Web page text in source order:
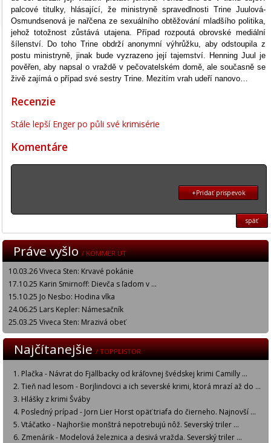
palcové titulky, hlásající, že ministryně spravedlnosti Trine Juulová-
Osmundsenová je nařčena ze sexuálního obtěžování mladšího politika,
jehož totožnost zůstává utajena. Případ rozpoutá obrovské mediální
šílenství. Do toho Trine obdrží anonymní výhrůžku, aby odstoupila z
postu ministryně, jinak bude vyzrazeno její tajemství. Henning Juul je
pověřen, aby napsal o vraždě v pečovatelském domě, ale současně se
živě zajímá o případ své sestry Trine. Mezitím vrah udeří nanovo…
Recenzie
Stále lepší Enger po půli své krimisérie
Komentáre
+Pridať prispevok
späť
Práve vyšlo/ KOMMER UT
10.03.26 Viveca Sten: Krvavé pokánie
17.10.25 Karin Smirnoff: Dievča s ľadom v ...
15.10.25 Jo Nesbo: Hodina vlka
24.06.25 Lars Kepler: Námesačník
25.03.25 Viveca Sten: Mrazivá obeť
Najčítanejšie/ TOPPLISTOR
Plačka - Návrat do Fjällbacky od kráľovnej švédskej krimi Camilly ...
Tieň nad lesom - Borjlindovci a ich severské krimi, ktorá mrazí až do ...
Hlášky z krimi Šváby
Posledný prípad - Jorn Lier Horst opäť triafa do čierneho. Najnovší ...
Vtáčatko - Najhoršie monštrá nepotrebujú nôž. Severský triler ...
Zmenárik - Modelová železnica a desivá vražda. Severský triler ...